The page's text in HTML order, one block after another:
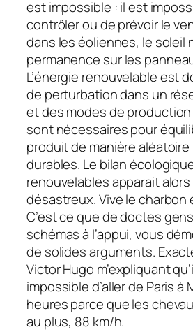
est impossible : il est
contrôler ou de prévoir le
dans les éoliennes, le soleil
permanence sur les
L’énergie renouvelable est
de perturbation dans un
et des modes de
sont nécessaires pour
produit de manière
durables. Le bilan
renouvelables apparait
désastreux. Vive le charbon
C’est ce que de doctes
schémas à l’appui, vous
de solides arguments.
Victor Hugo m’expliquant
impossible d’aller de Paris à
heures parce que les
au plus, 88 km/h.